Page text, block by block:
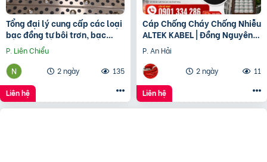
Tổng đại lý cung cấp các loại
bạc đồng tự bôi trơn, bạc
cầu, bạc Graphite
P. Liên Chiểu
2 ngày
135
Liên hệ
Cáp Chống Cháy Chống Nhiễu
ALTEK KABEL | Đồng Nguyên
Chất 100%, Đảm Bảo An Toàn
Công Trình
P. An Hải
2 ngày
11
Liên hệ